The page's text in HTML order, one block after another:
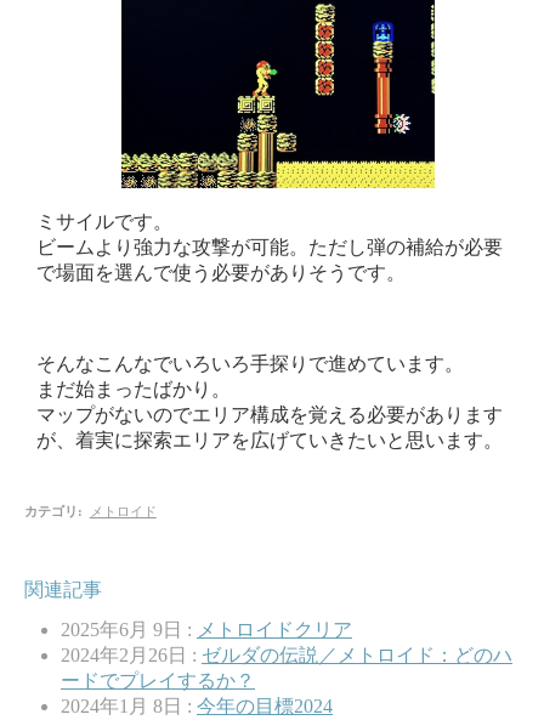
ミサイルです。
ビームより強力な攻撃が可能。ただし弾の補給が必要
で場面を選んで使う必要がありそうです。
そんなこんなでいろいろ手探りで進めています。
まだ始まったばかり。
マップがないのでエリア構成を覚える必要があります
が、着実に探索エリアを広げていきたいと思います。
カテゴリ : メトロイド
関連記事
2025年6月 9日 : メトロイドクリア
2024年2月26日 : ゼルダの伝説／メトロイド：どのハ
ードでプレイするか？
2024年1月 8日 : 今年の目標2024